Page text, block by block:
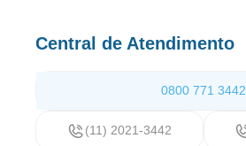
Central de Atendimento
0800 771 3442
(11) 2021-3442